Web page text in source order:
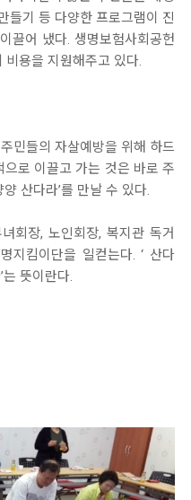
들기 등 다양한 프로그램이 진
끌어 냈다. 생명보험사회공헌
용을 지원해주고 있다.
민들의 자살예방을 위해 하드
로 이끌고 가는 것은 바로 주
산다라’를 만날 수 있다.
회장, 노인회장, 복지관 독거
지킴이단을 일컫는다. ‘ 산다
는 뜻이란다.